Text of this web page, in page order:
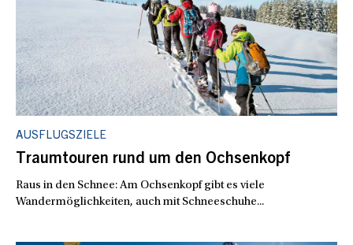
AUSFLUGSZIELE
Traumtouren rund um den Ochsenkopf
Raus in den Schnee: Am Ochsenkopf gibt es viele
Wandermöglichkeiten, auch mit Schneeschuhe...